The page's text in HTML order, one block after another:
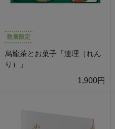
数量限定
烏龍茶とお菓子「連理（れん
り）」
1,900円